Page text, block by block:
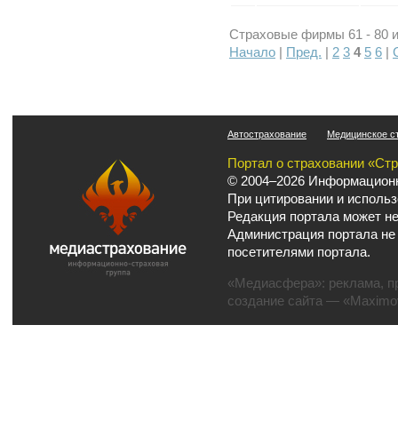
Страховые фирмы 61 - 80
Начало
Пред. 2 3 4 5 6
Автострахование Медицинское
Портал о страховании
© 2004–2026
При цитировании и
Редакция портала может
Администрация портала
посетителями портала.
«Медиасфера»: реклама,
создание сайта —